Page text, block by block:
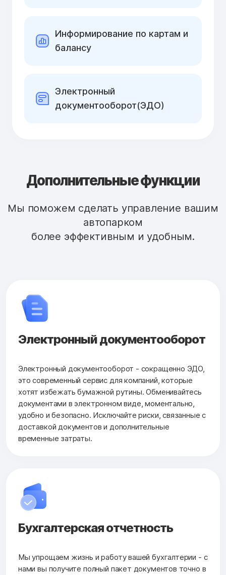
Информирование по картам и
балансу
Электронный
документооборот(ЭДО)
Дополнительные функции
Мы поможем сделать управление вашим
автопарком
более эффективным и удобным.
Электронный документооборот
Электронный документооборот - сокращенно ЭДО,
это современный сервис для компаний, которые
хотят избежать бумажной рутины. Обменивайтесь
документами в электронном виде, моментально,
удобно и безопасно. Исключайте риски, связанные с
доставкой документов и дополнительные
временные затраты.
Бухгалтерскаяотчетность
Мы упрощаем жизнь и работу вашей бухгалтерии - с
нами вы получите полный пакет документов точно в